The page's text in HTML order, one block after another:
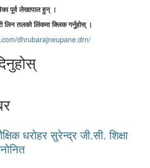
पूर्व लेखापाल हुन् ।
लिन तलको लिंकमा क्लिक गर्नुहोस् ।
dhrubarajneupane.drn/
धरोहर सुरेन्द्र जी.सी. शिक्षा